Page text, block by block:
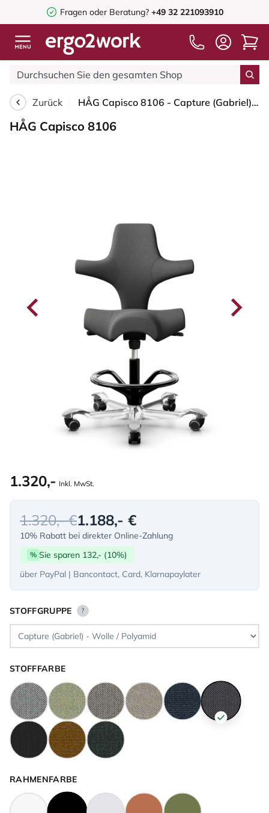
Fragen oder Beratung? +49 32 221093910
Zurück HÅG Capisco 8106 - Capture (Gabriel) - Wolle / Polyamid - CPT4601 - Dark grey - Schwarz - 200 mm (Sitzhöhe 46-64cm) - Weiche Rollen für harte Böden
HÅG Capisco 8106
1.320,- Inkl. MwSt.
1.320,- €1.188,- €
10% Rabatt bei direkter Online-Zahlung
% Sie sparen 132,- (10%)
über PayPal | Bancontact, Card, Klarnapaylater
STOFFGRUPPE ?
STOFFFARBE
RAHMENFARBE